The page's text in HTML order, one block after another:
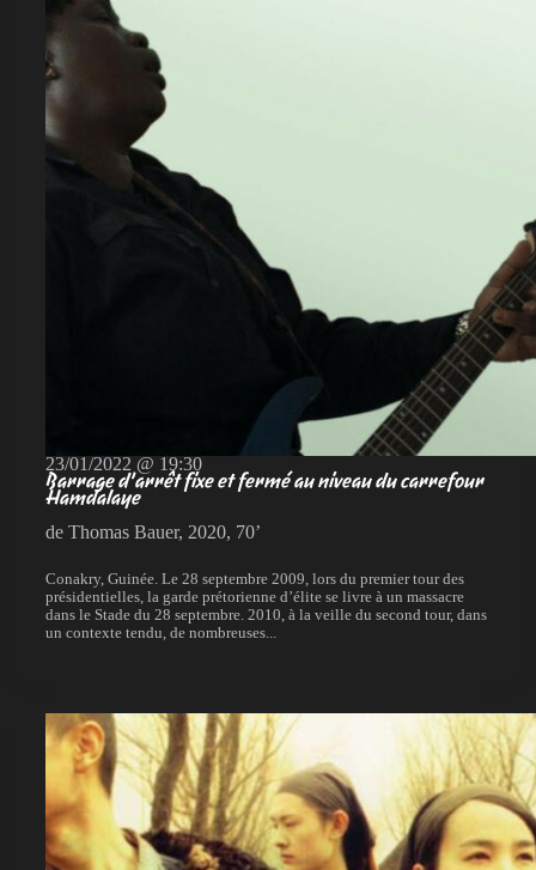
23/01/2022 @ 19:30
Barrage d’arrêt fixe et fermé au niveau du carrefour
Hamdalaye
de Thomas Bauer, 2020, 70’
Conakry, Guinée. Le 28 septembre 2009, lors du premier tour des
présidentielles, la garde prétorienne d’élite se livre à un massacre
dans le Stade du 28 septembre. 2010, à la veille du second tour, dans
un contexte tendu, de nombreuses...